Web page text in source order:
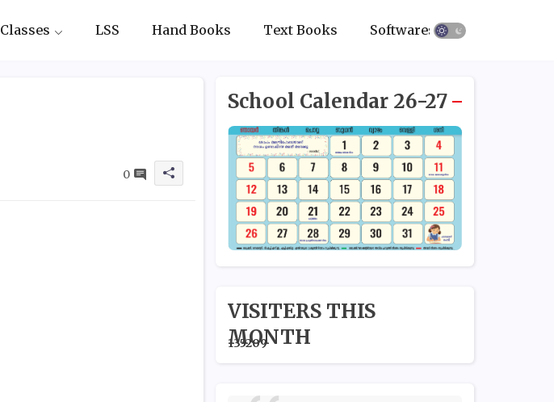
Classes LSS Hand Books Text Books Softwares
0
School Calendar 26-27
VISITERS THIS
MONTH
135209